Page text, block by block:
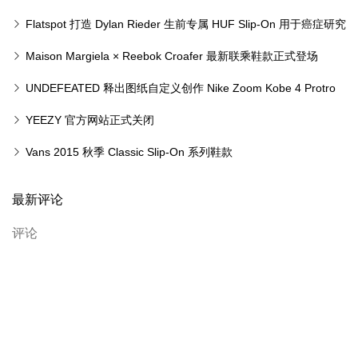
鞋曝光
Flatspot 打造 Dylan Rieder 生前专属 HUF Slip-On 用于癌症研究
Maison Margiela × Reebok Croafer 最新联乘鞋款正式登场
UNDEFEATED 释出图纸自定义创作 Nike Zoom Kobe 4 Protro
YEEZY 官方网站正式关闭
Vans 2015 秋季 Classic Slip-On 系列鞋款
最新评论